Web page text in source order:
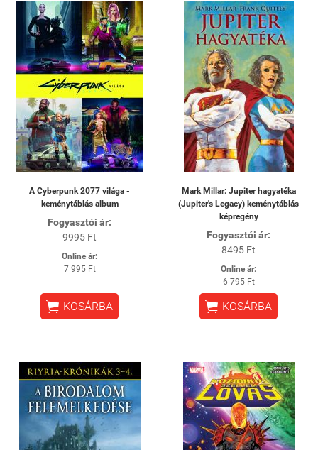
A Cyberpunk 2077 világa -
keménytáblás album
Fogyasztói ár:
9995 Ft
Online ár:
7 995 Ft
 KOSÁRBA
Mark Millar: Jupiter hagyatéka
(Jupiter's Legacy) keménytáblás
képregény
Fogyasztói ár:
8495 Ft
Online ár:
6 795 Ft
 KOSÁRBA